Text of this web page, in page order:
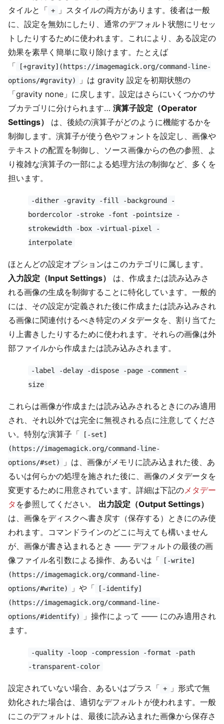
タイルと「 +
」スタイルの両方があります。後者は一般
に、設定を無効にしたり、通常のデフォルト状態にリセッ
トしたりするために使われます。これにより、ある設定の
効果を素早く簡単に取り除けます。たとえば
「
[+gravity](https://imagemagick.org/command-line-
options/#gravity)
」は gravity 設定を初期状態の
「gravity none」に戻します。設定はさらにいくつかのサ
ブカテゴリに分けられます… 演算子設定（Operator
Settings）
は、後続の演算子がどのように機能するかを
制御します。演算子が使う色やフォントを設定し、画像や
テキストの配置を制御し、ソース画像からの色の参照、よ
り複雑な演算子の一部による処理方法の制御など、多くを
担います。
-dither -gravity -fill -background -
bordercolor -stroke -font -pointsize -
strokewidth -box -virtual-pixel -
interpolate
ほとんどの設定オプションはこのカテゴリに属します。
入力設定（Input Settings）
は、作成または読み込みさ
れる画像の生成を制御することに特化しています。一般的
には、その設定が定義された後に作成または読み込みされ
る画像に関連付けるべき特定のメタデータを、割り当てた
り上書きしたりするために使われます。それらの画像は外
部ファイルから作成または読み込みされます。
-label -delay -dispose -page -comment -
size
これらは画像が作成または読み込みされるときにのみ適用
され、それ以外では完全に無視される点に注意してくださ
い。特別な演算子「
[-set]
(https://imagemagick.org/command-line-
options/#set)
」は、画像がメモリに読み込まれた後、あ
るいは何らかの処理を施された後に、画像のメタデータを
変更するために用意されています。詳細は下記の メタデー
タ を参照してください。
出力設定（Output Settings）
は、画像をディスクへ書き戻す（保存する）ときにのみ使
われます。コマンドラインのどこに与えても構いません
が、画像が書き込まれるとき —— デフォルトの最後の画
像ファイル名引数による操作、あるいは「
[-write]
(https://imagemagick.org/command-line-
options/#write)
」や「
[-identify]
(https://imagemagick.org/command-line-
options/#identify)
」操作によって —— にのみ適用され
ます。
-quality -loop -compression -format -path
-transparent-color
設定されていない場合、あるいはプラス「 +
」形式で無
効化された場合は、適切なデフォルトが使われます。一般
にこのデフォルトは、最後に読み込まれた画像から保存さ